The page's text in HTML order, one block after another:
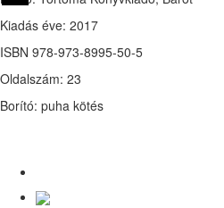
Kiadás éve: 2017
ISBN 978-973-8995-50-5
Oldalszám: 23
Borító: puha kötés